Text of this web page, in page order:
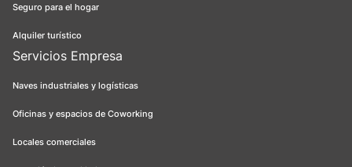
Seguro para el hogar
Alquiler turístico
Servicios Empresa
Naves industriales y logísticas
Oficinas y espacios de Coworking
Locales comerciales